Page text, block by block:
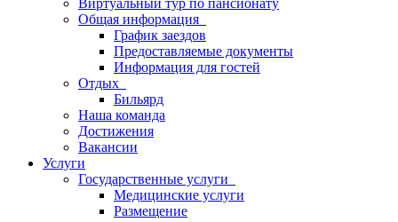
Виртуальный тур по пансионату
Общая информация
График заездов
Предоставляемые документы
Информация для гостей
Отдых
Бильярд
Наша команда
Достижения
Вакансии
Услуги
Государственные услуги
Медицинские услуги
Размещение